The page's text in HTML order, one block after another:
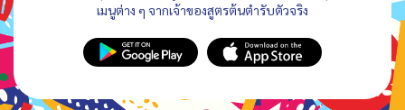
เมนูต่าง ๆ จากเจ้าของสูตรต้นตำรับตัวจริง